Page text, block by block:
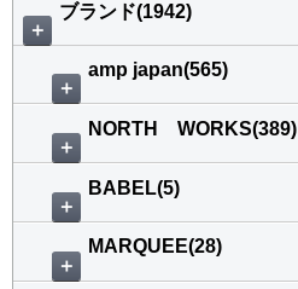
＋
ブランド(1942)
＋
amp japan(565)
＋
NORTH WORKS(389)
＋
BABEL(5)
＋
MARQUEE(28)